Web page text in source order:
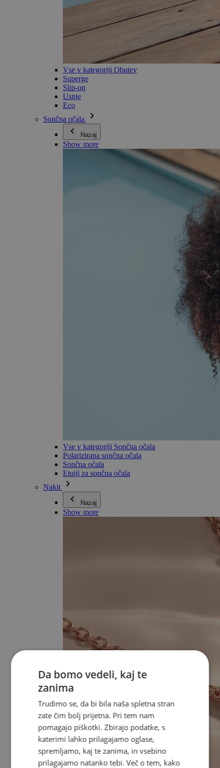
Vse v kategoriji Obutev
Superge
Slip-on
Usnje
Eco
Sončna očala
Nazaj
Show more
Vse v kategoriji Sončna očala
Polarizirana sončna očala
Sončna očala
Etuiji za sončna očala
Nakit
Nazaj
Show more
Da bomo vedeli, kaj te
zanima
Trudimo se, da bi bila naša spletna stran
zate čim bolj prijetna. Pri tem nam
pomagajo piškotki. Zbirajo podatke, s
katerimi lahko prilagajamo oglase,
spremljamo, kaj te zanima, in vsebino
prilagajamo natanko tebi. Več o tem, kako